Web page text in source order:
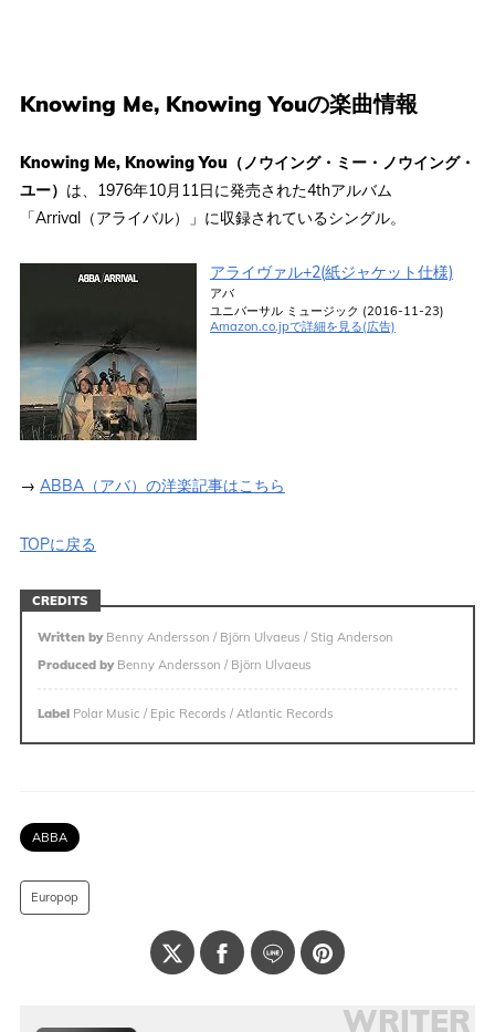
Knowing Me, Knowing Youの楽曲情報
Knowing Me, Knowing You（ノウイング・ミー・ノウイング・
ユー） は、1976年10月11日に発売された4thアルバム
「Arrival（アライバル）」に収録されているシングル。
アライヴァル+2(紙ジャケット仕様)
アバ
ユニバーサル ミュージック (2016-11-23)
Amazon.co.jpで詳細を見る(広告)
→ ABBA（アバ）の洋楽記事はこちら
TOPに戻る
CREDITS
Written byBenny Andersson / Björn Ulvaeus / Stig Anderson
Produced byBenny Andersson / Björn Ulvaeus
LabelPolar Music / Epic Records / Atlantic Records
ABBA
Europop
WRITER